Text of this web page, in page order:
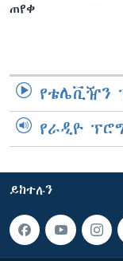
ጠየቀ
የቴሌቪዥን
የራዲዮ
ይከተሉን